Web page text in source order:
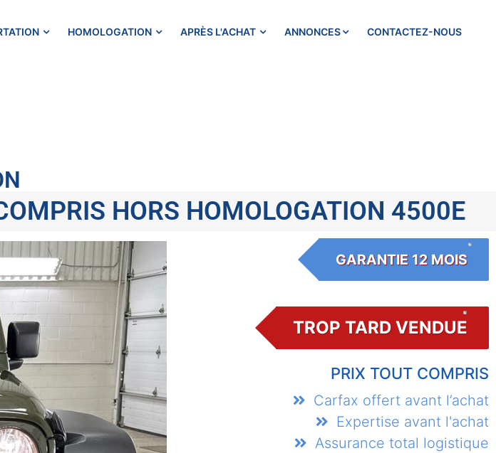
HOMOLOGATION APRÈS L'ACHAT ANNONCES CONTACTEZ-NOUS
HORS HOMOLOGATION 4500E
GARANTIE 12 MOIS
TROP TARD VENDUE
PRIX TOUT COMPRIS
Carfax offert avant l’achat
Expertise avant l'achat
Assurance total logistique